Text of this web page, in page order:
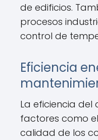
de edificios.
procesos
control de
Eficiencia
La eficiencia del
factores como
calidad de los